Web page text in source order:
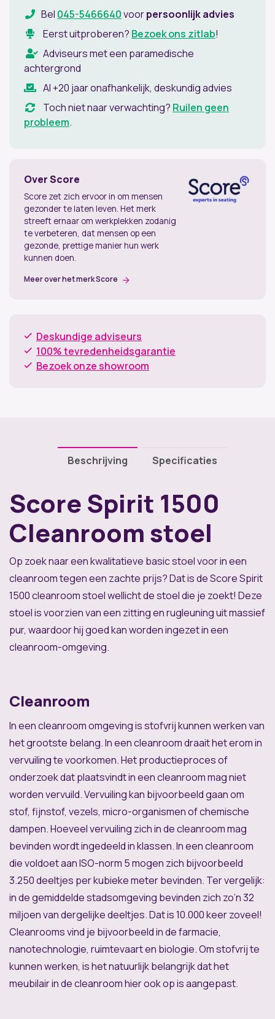
Bel 045-5466640voorpersoonlijk advies
Eerst uitproberen? Bezoek ons zitlab!
Adviseurs met een paramedische
achtergrond
Al +20 jaar onafhankelijk, deskundig advies
Toch niet naar verwachting? Ruilen geen
probleem.
Over Score
Score zet zich ervoor in om mensen
gezonder te laten leven. Het merk
streeft ernaar om werkplekken zodanig
te verbeteren, dat mensen op een
gezonde, prettige manier hun werk
kunnen doen.
Meer over het merk Score
Deskundige adviseurs
100% tevredenheidsgarantie
Bezoek onze showroom
Beschrijving Specificaties
Score Spirit 1500
Cleanroom stoel
Op zoek naar een kwalitatieve basic stoel voor in een
cleanroom tegen een zachte prijs? Dat is de Score Spirit
1500 cleanroom stoel wellicht de stoel die je zoekt! Deze
stoel is voorzien van een zitting en rugleuning uit massief
pur, waardoor hij goed kan worden ingezet in een
cleanroom-omgeving.
Cleanroom
In een cleanroom omgeving is stofvrij kunnen werken van
het grootste belang. In een cleanroom draait het erom in
vervuiling te voorkomen. Het productieproces of
onderzoek dat plaatsvindt in een cleanroom mag niet
worden vervuild. Vervuiling kan bijvoorbeeld gaan om
stof, fijnstof, vezels, micro-organismen of chemische
dampen. Hoeveel vervuiling zich in de cleanroom mag
bevinden wordt ingedeeld in klassen. In een cleanroom
die voldoet aan ISO-norm 5 mogen zich bijvoorbeeld
3.250 deeltjes per kubieke meter bevinden. Ter vergelijk:
in de gemiddelde stadsomgeving bevinden zich zo’n 32
miljoen van dergelijke deeltjes. Dat is 10.000 keer zoveel!
Cleanrooms vind je bijvoorbeeld in de farmacie,
nanotechnologie, ruimtevaart en biologie. Om stofvrij te
kunnen werken, is het natuurlijk belangrijk dat het
meubilair in de cleanroom hier ook op is aangepast.